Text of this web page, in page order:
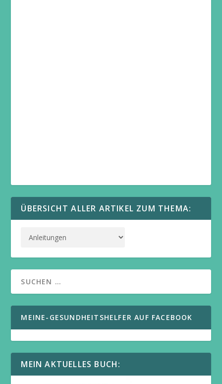
ÜBERSICHT ALLER ARTIKEL ZUM THEMA:
MEINE-GESUNDHEITSHELFER AUF FACEBOOK
MEIN AKTUELLES BUCH: